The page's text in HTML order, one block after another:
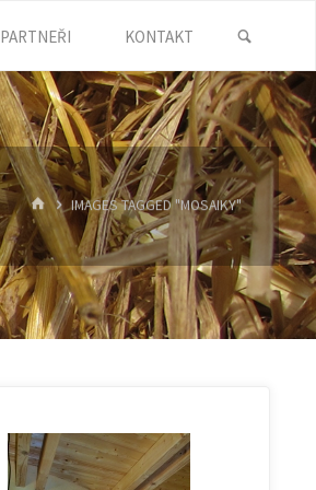
PARTNEŘI KONTAKT
HOMEIMAGES TAGGED "MOSAIKY"